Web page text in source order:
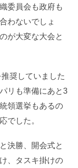
委員会も政府も
わないでしょ
が大変な大会と
奨していました
リも準備にあと3
領選挙もあるの
でした。
決勝、開会式と
、タスキ掛けの